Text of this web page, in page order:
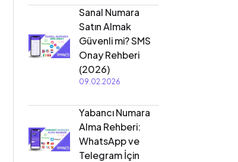
Sanal Numara
Satın Almak
Güvenli mi? SMS
Onay Rehberi
(2026)
09.02.2026
Yabancı Numara
Alma Rehberi:
WhatsApp ve
Telegram İçin